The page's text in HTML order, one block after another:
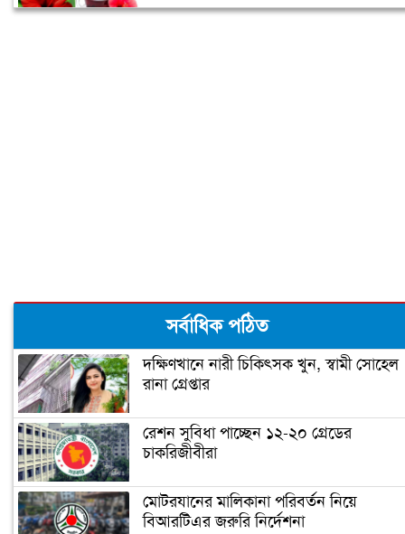
ঠোঁটের কোণে জ্বরঠোসা, কারণ ও প্রতিকার
সর্বাধিক পঠিত
দক্ষিণখানে নারী চিকিৎসক খুন, স্বামী সোহেল
রানা গ্রেপ্তার
রেশন সুবিধা পাচ্ছেন ১২-২০ গ্রেডের
চাকরিজীবীরা
মোটরযানের মালিকানা পরিবর্তন নিয়ে
বিআরটিএর জরুরি নির্দেশনা